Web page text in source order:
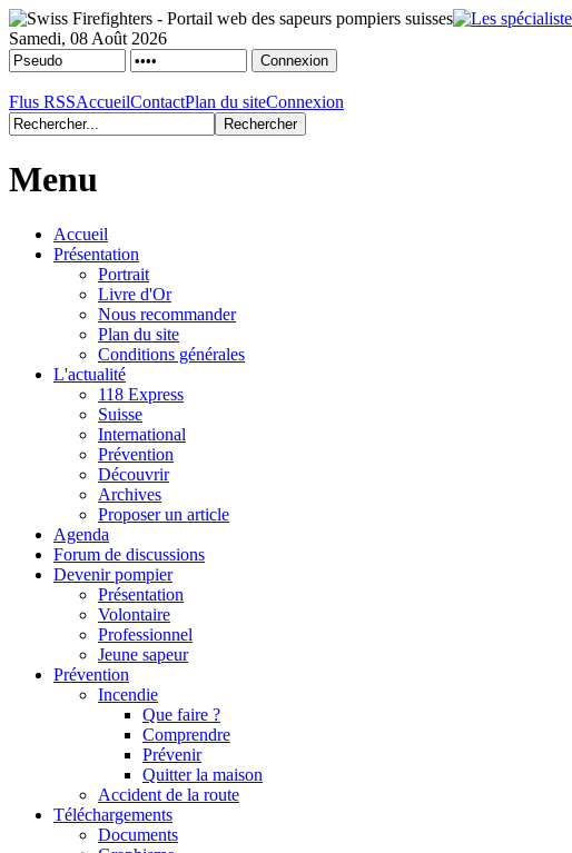
Samedi, 08 Août 2026
Flus RSSAccueilContactPlan du siteConnexion
Menu
Accueil
Présentation
Portrait
Livre d'Or
Nous recommander
Plan du site
Conditions générales
L'actualité
118 Express
Suisse
International
Prévention
Découvrir
Archives
Proposer un article
Agenda
Forum de discussions
Devenir pompier
Présentation
Volontaire
Professionnel
Jeune sapeur
Prévention
Incendie
Que faire ?
Comprendre
Prévenir
Quitter la maison
Accident de la route
Téléchargements
Documents